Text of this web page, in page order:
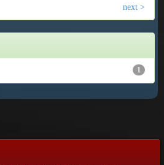
next >
1